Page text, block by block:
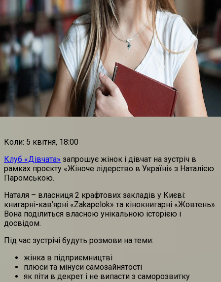
Коли: 5 квітня, 18:00
Клуб «Дівчата» запрошує жінок і дівчат на зустріч в
рамках проєкту «Жіноче лідерство в Україні» з Наталією
Паромською.
Наталя – власниця 2 крафтових закладів у Києві:
книгарні-кав’ярні «Zakapelok» та кінокнигарні «Жовтень».
Вона поділиться власною унікальною історією і
досвідом.
Під час зустрічі будуть розмови на теми:
жінка в підприємництві
плюси та мінуси самозайнятості
як піти в декрет і не випасти з саморозвитку